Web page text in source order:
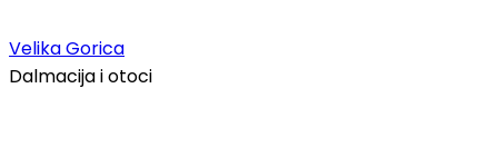
Velika Gorica
Dalmacija i otoci